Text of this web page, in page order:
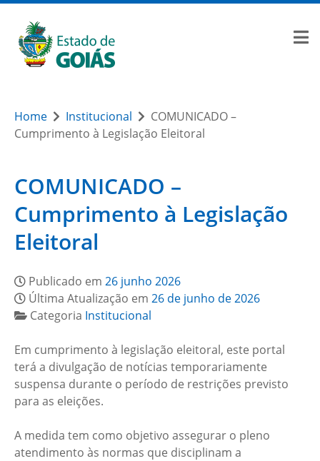
Home Institucional
COMUNICADO –
Cumprimento à Legislação Eleitoral
COMUNICADO –
Cumprimento à Legislação
Eleitoral
Publicado em 26 junho 2026
Última Atualização em 26 de junho de 2026
Categoria Institucional
Em cumprimento à legislação eleitoral, este portal
terá a divulgação de notícias temporariamente
suspensa durante o período de restrições previsto
para as eleições.
A medida tem como objetivo assegurar o pleno
atendimento às normas que disciplinam a